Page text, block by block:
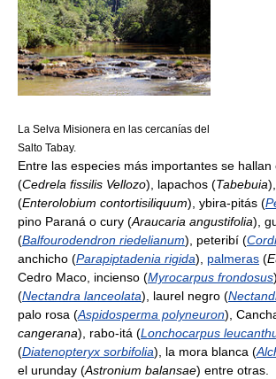
La Selva Misionera en las cercanías del
Salto Tabay.
Entre las especies más importantes se
(Cedrela fissilis Vellozo), lapachos (Tabebuia
(Enterolobium contortisiliquum), ybira-pitás (
pino Paraná o cury (Araucaria angustifolia),
(Balfourodendron riedelianum), peteribí (
anchicho (Parapiptadenia rigida), palmeras (
Cedro Maco, incienso (Myrocarpus frondosus
(Nectandra lanceolata), laurel negro (
palo rosa (Aspidosperma polyneuron),
cangerana), rabo-itá (Lonchocarpus
(Diatenopteryx sorbifolia), la mora blanca (
el urunday (Astronium balansae) entre otras.